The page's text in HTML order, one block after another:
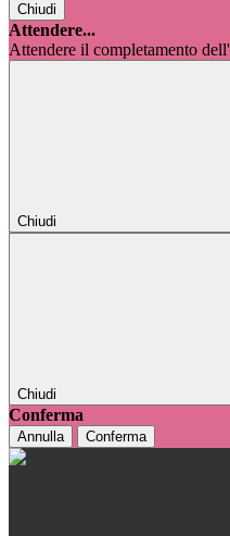
Chiudi
Attendere...
Attendere il completamento
Chiudi
Chiudi
Conferma
Annulla Conferma